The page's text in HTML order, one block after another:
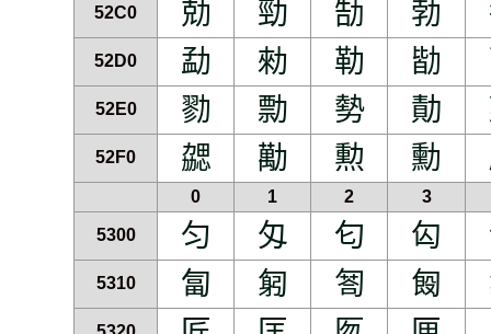
52C0 勀 勁 勂 勃
52D0 勐 勑 勒 勓
52E0 勠 勡 勢 勣
52F0 勰 勱 勲 勳
0 1 2 3
5300 匀 匁 匂 匃
5310 匐 匑 匒 匓